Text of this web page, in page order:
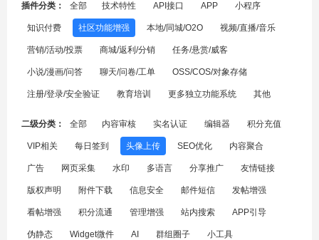
插件分类： 全部 技术特性 API接口 APP 小程序
知识付费 社区功能增强 本地/同城/O2O 视频/直播/音乐
营销/活动/投票 商城/返利/分销 任务/悬赏/威客
小说/漫画/问答 聊天/问卷/工单 OSS/COS/对象存储
注册/登录/安全验证 教育培训 更多独立功能系统 其他
二级分类： 全部 内容审核 实名认证 编辑器 积分充值
VIP相关 每日签到 头像上传 SEO优化 内容聚合
广告 网页采集 水印 多语言 分享推广 友情链接
版权声明 附件下载 信息安全 邮件短信 发帖增强
看帖增强 积分流通 管理增强 站内搜索 APP引导
伪静态 Widget微件 AI 群组圈子 小工具